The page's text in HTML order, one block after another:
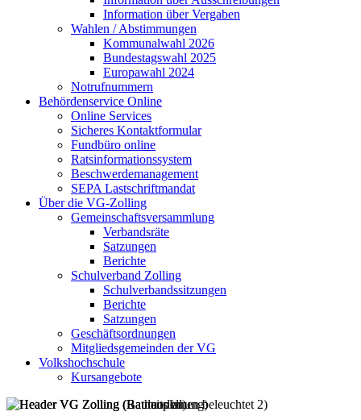
Information über Vergaben
Wahlen / Abstimmungen
Kommunalwahl 2026
Bundestagswahl 2025
Europawahl 2024
Notrufnummern
Behördenservice Online
Online Services
Sicheres Kontaktformular
Fundbüro online
Ratsinformationssystem
Beschwerdemanagement
SEPA Lastschriftmandat
Über die VG-Zolling
Gemeinschaftsversammlung
Verbandsräte
Satzungen
Berichte
Schulverband Zolling
Schulverbandssitzungen
Berichte
Satzungen
Geschäftsordnungen
Mitgliedsgemeinden der VG
Volkshochschule
Kursangebote